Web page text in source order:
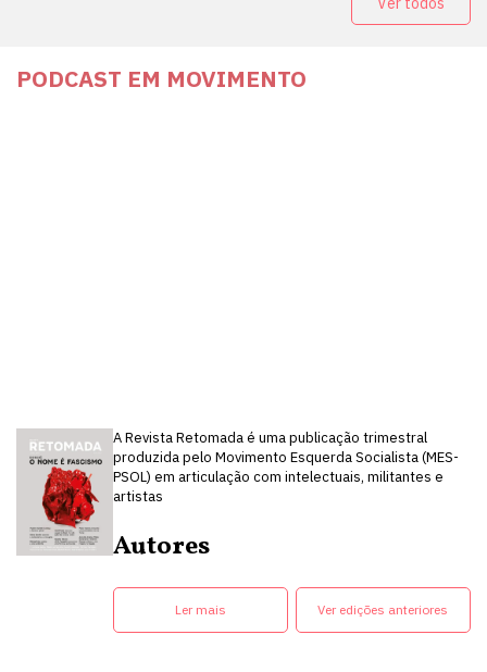
PODCAST EM MOVIMENTO
A Revista Retomada é uma publicação trimestral
produzida pelo Movimento Esquerda Socialista (MES-
PSOL) em articulação com intelectuais, militantes e
artistas
Autores
Ler mais Ver edições anteriores